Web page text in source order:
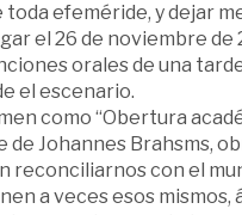
efeméride, y dejar
el 26 de noviembre
orales de una
el escenario.
como “Obertura
Johannes Brahsms,
reconciliarnos con el
a veces esos mismos,